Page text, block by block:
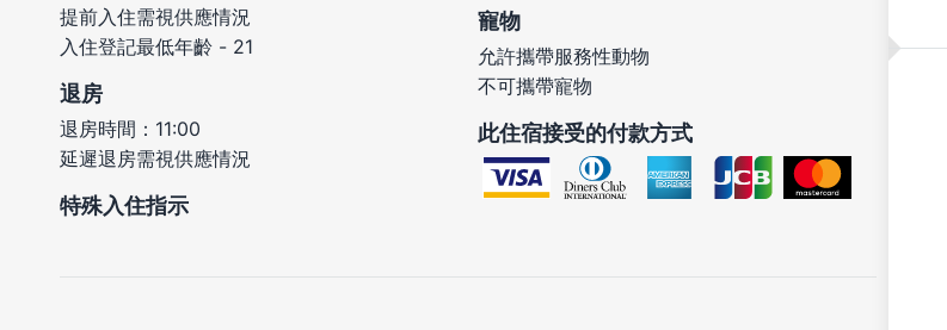
提前入住需視供應情況
入住登記最低年齡 - 21
退房
退房時間：11:00
延遲退房需視供應情況
特殊入住指示
寵物
允許攜帶服務性動物
不可攜帶寵物
此住宿接受的付款方式